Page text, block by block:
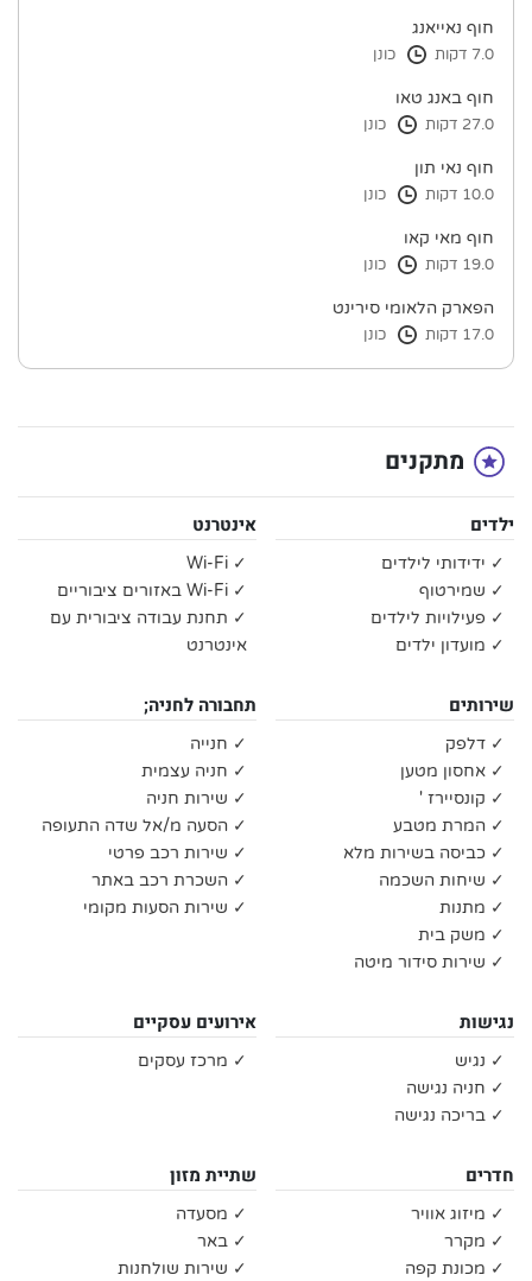
חוף נאייאנג
7.0 דקות כונן
חוף באנג טאו
27.0 דקות כונן
חוף נאי תון
10.0 דקות כונן
חוף מאי קאו
19.0 דקות כונן
הפארק הלאומי סירינט
17.0 דקות כונן
מתקנים
ילדים
✓ ידידותי לילדים
✓ שמירטוף
✓ פעילויות לילדים
✓ מועדון ילדים
אינטרנט
✓ Wi-Fi
✓ Wi-Fi באזורים ציבוריים
✓ תחנת עבודה ציבורית עם
אינטרנט
שירותים
✓ דלפק
✓ אחסון מטען
✓ קונסיירז '
✓ המרת מטבע
✓ כביסה בשירות מלא
✓ שיחות השכמה
✓ מתנות
✓ משק בית
✓ שירות סידור מיטה
תחבורה לחניה;
✓ חנייה
✓ חניה עצמית
✓ שירות חניה
✓ הסעה מ/אל שדה התעופה
✓ שירות רכב פרטי
✓ השכרת רכב באתר
✓ שירות הסעות מקומי
נגישות
✓ נגיש
✓ חניה נגישה
✓ בריכה נגישה
אירועים עסקיים
✓ מרכז עסקים
חדרים
✓ מיזוג אוויר
✓ מקרר
✓ מכונת קפה
שתיית מזון
✓ מסעדה
✓ באר
✓ שירות שולחנות